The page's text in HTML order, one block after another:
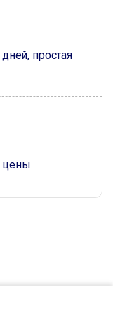
простая
цены